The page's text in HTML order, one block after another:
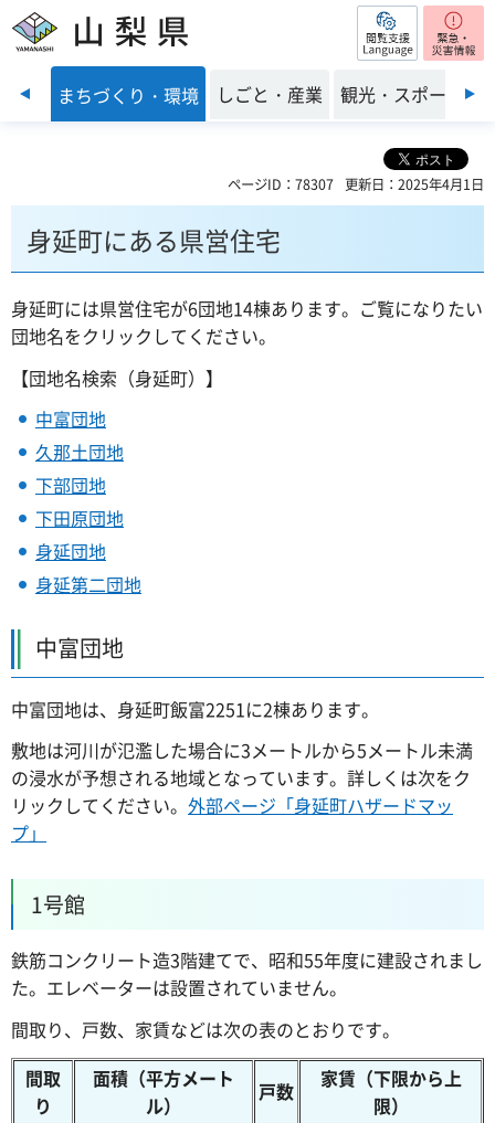
山梨県 閲覧支援
祉 まちづくり・環境 しごと・産業 観光・スポーツ
ページID：78307 更新日：2025年4月1日
身延町にある県営住宅
身延町には県営住宅が6団地14棟あります。ご覧になりたい
団地名をクリックしてください。
【団地名検索（身延町）】
中富団地
久那土団地
下部団地
下田原団地
身延団地
身延第二団地
中富団地
中富団地は、身延町飯富2251に2棟あります。
敷地は河川が氾濫した場合に3メートルから5メートル未満
の浸水が予想される地域となっています。詳しくは次をク
リックしてください。 外部ページ「身延町ハザードマッ
プ」
1号館
鉄筋コンクリート造3階建てで、昭和55年度に建設されまし
た。エレベーターは設置されていません。
間取り、戸数、家賃などは次の表のとおりです。
間取
り
面積（平方メート
ル）
戸数
家賃（下限から上
限）